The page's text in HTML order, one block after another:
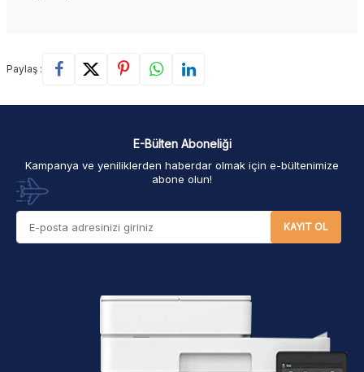
Paylaş :
E-Bülten Aboneliği
Kampanya ve yeniliklerden haberdar olmak için e-bültenimize
abone olun!
KAYIT OL